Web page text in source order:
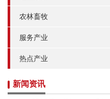
农林畜牧
服务产业
热点产业
新闻资讯